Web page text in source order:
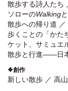
散歩する詩人たち
ソローのWalking
散歩への帰り道 ／
歩くことの「か
ケット、サミュエ
散歩と行進――日
❖創作
新しい散歩 ／ 高